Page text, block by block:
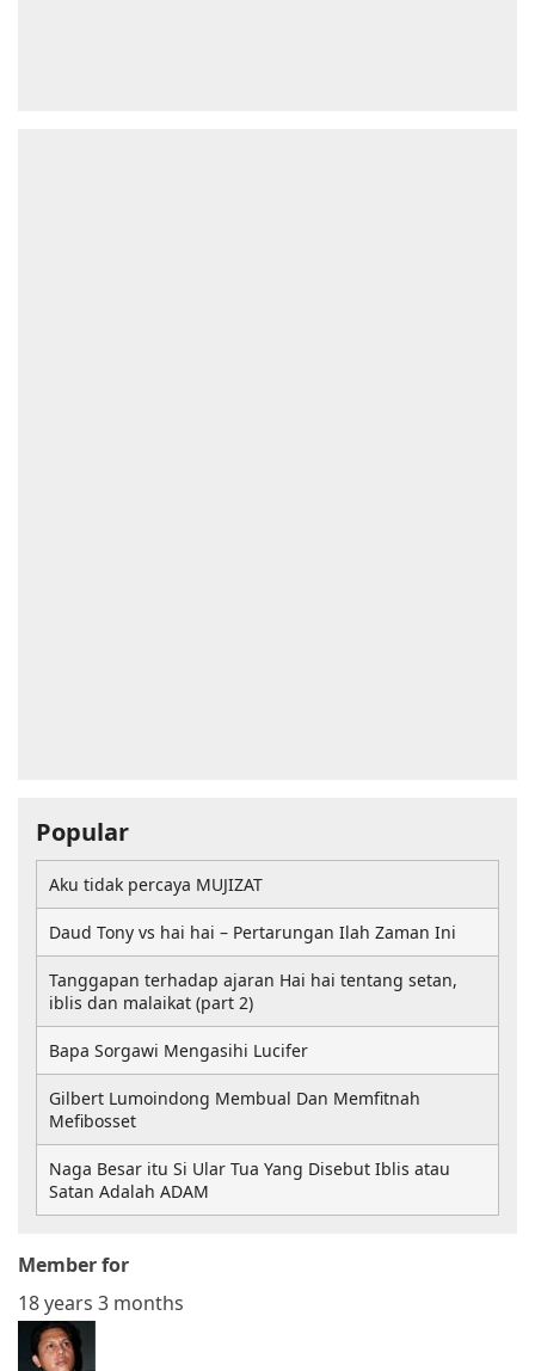
Member for
18 years 3 months
Popular
Aku tidak percaya MUJIZAT
Daud Tony vs hai hai – Pertarungan Ilah Zaman Ini
Tanggapan terhadap ajaran Hai hai tentang setan,
iblis dan malaikat (part 2)
Bapa Sorgawi Mengasihi Lucifer
Gilbert Lumoindong Membual Dan Memfitnah
Mefibosset
Naga Besar itu Si Ular Tua Yang Disebut Iblis atau
Satan Adalah ADAM